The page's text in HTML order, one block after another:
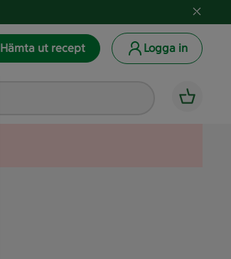
Hämta ut recept Logga in